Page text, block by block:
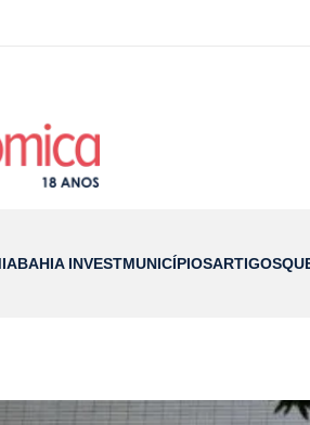
BAHIA INVESTMUNICÍPIOSARTIGOS